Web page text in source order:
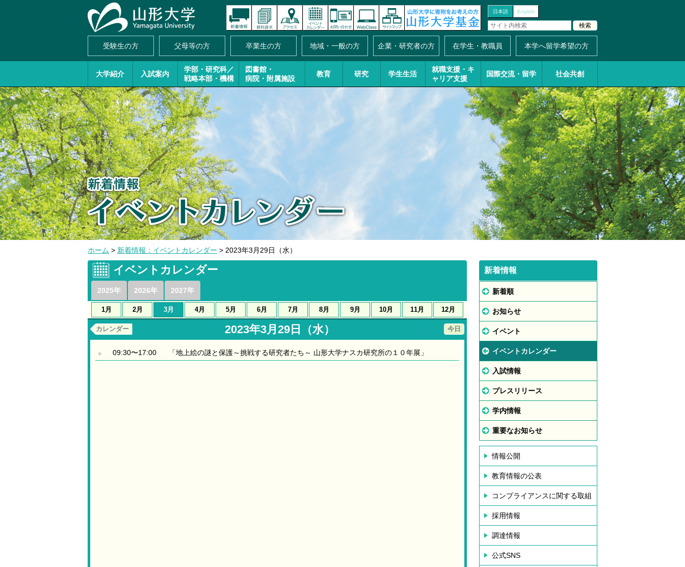
日本語 English
受験生の方 父母等の方 卒業生の方 地域・一般の方 企業・研究者の方 在学生・教職員 本学へ留学希望の方
大学紹介 入試案内
学部・研究科／
戦略本部・機構
図書館・
病院・附属施設
教育 研究 学生生活
就職支援・ キ
ャリア支援
国際交流・留学 社会共創
ホーム > 新着情報：イベントカレンダー > 2023年3月29日（水）
イベントカレンダー
2025年 2026年 2027年
1月 2月 3月 4月 5月 6月 7月 8月 9月 10月 11月 12月
2023年3月29日（水） 今日
カレンダー
▶ 09:30〜17:00 「地上絵の謎と保護～挑戦する研究者たち～ 山形大学ナスカ研究所の１０年展」
新着情報
新着順
お知らせ
イベント
イベントカレンダー
入試情報
プレスリリース
学内情報
重要なお知らせ
情報公開
教育情報の公表
コンプライアンスに関する取組
採用情報
調達情報
公式SNS